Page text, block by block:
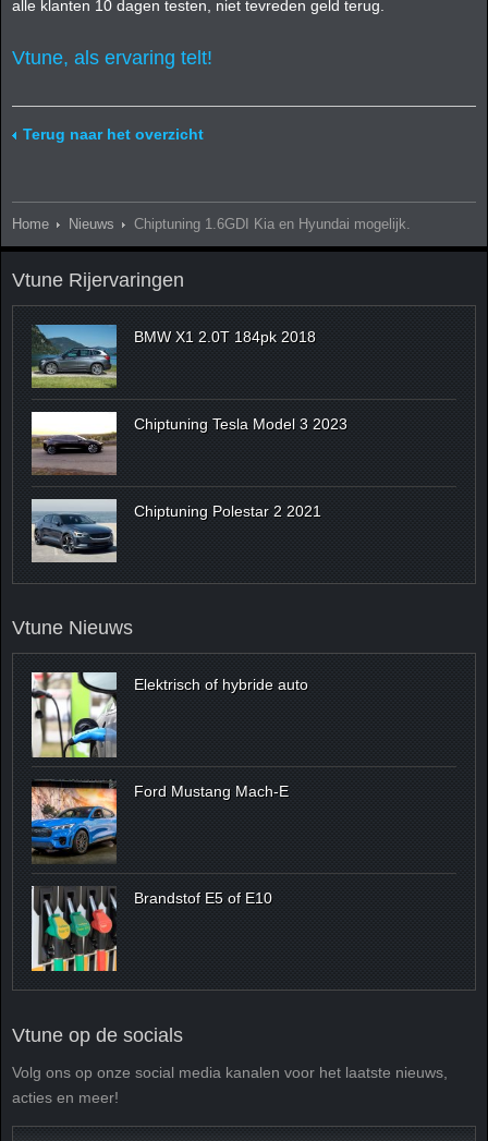
alle klanten 10 dagen testen, niet tevreden geld terug.
Vtune, als ervaring telt!
Terug naar het overzicht
Home Nieuws Chiptuning 1.6GDI Kia en Hyundai mogelijk.
Vtune Rijervaringen
BMW X1 2.0T 184pk 2018
Chiptuning Tesla Model 3 2023
Chiptuning Polestar 2 2021
Vtune Nieuws
Elektrisch of hybride auto
Ford Mustang Mach-E
Brandstof E5 of E10
Vtune op de socials
Volg ons op onze social media kanalen voor het laatste nieuws,
acties en meer!